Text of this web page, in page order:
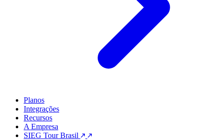
Planos
Integrações
Recursos
A Empresa
SIEG Tour Brasil